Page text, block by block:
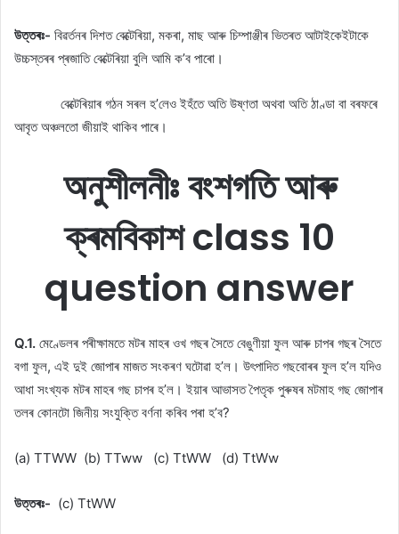
উত্তৰঃ- বিৱৰ্তনৰ দিশত বেক্টেৰিয়া, মকৰা, মাছ আৰু চিম্পাঞ্জীৰ ভিতৰত আটাইকেইটাকে
উচ্চস্তৰৰ প্ৰজাতি বেক্টেৰিয়া বুলি আমি ক’ব পাৰো।
বেক্টেৰিয়াৰ গঠন সৰল হ’লেও ইহঁতে অতি উষ্ণতা অথবা অতি ঠাণ্ডা বা বৰফৰে
আবৃত অঞ্চলতাে জীয়াই থাকিব পাৰে।
অনুশীলনীঃবংশগতি আৰু
ক্ৰমবিকাশ class 10
question answer
Q.1. মেণ্ডেলৰ পৰীক্ষামতে মটৰ মাহৰ ওখ গছৰ সৈতে বেঙুণীয়া ফুল আৰু চাপৰ গছৰ সৈতে
বগা ফুল, এই দুই জোপাৰ মাজত সংকৰণ ঘটোৱা হ’ল। উৎপাদিত গছবােৰৰ ফুল হ’ল যদিও
আধা সংখ্যক মটৰ মাহৰ গছ চাপৰ হ’ল। ইয়াৰ আভাসত পৈতৃক পুৰুষৰ মটমাহ গছ জোপাৰ
তলৰ কোনটো জিনীয় সংযুক্তি বর্ণনা কৰিব পৰা হ’ব?
(a) TTWW (b) TTww (c) TtWW (d) TtWw
উত্তৰঃ- (c) TtWW